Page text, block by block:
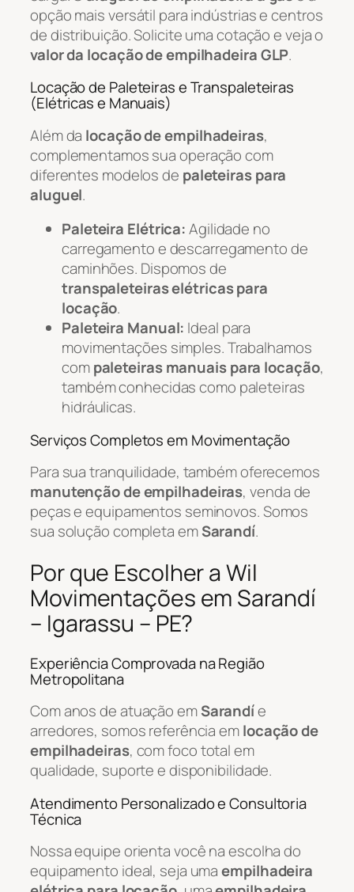
opção mais versátil para indústrias e centros
de distribuição. Solicite uma cotação e veja o
valor da locação de empilhadeira GLP.
Locação de Paleteiras e Transpaleteiras
(Elétricas e Manuais)
Além da locação de empilhadeiras,
complementamos sua operação com
diferentes modelos de paleteiras para
aluguel.
Paleteira Elétrica:Agilidade no
carregamento e descarregamento de
caminhões. Dispomos de
transpaleteiras elétricas para
locação.
Paleteira Manual: Ideal para
movimentações simples. Trabalhamos
compaleteiras manuais para locação,
também conhecidas como paleteiras
hidráulicas.
Serviços Completos em Movimentação
Para sua tranquilidade, também oferecemos
manutenção de empilhadeiras, venda de
peças e equipamentos seminovos. Somos
sua solução completa emSarandí.
Por que Escolher a Wil
Movimentações em Sarandí
– Igarassu – PE?
Experiência Comprovada na Região
Metropolitana
Com anos de atuação emSarandíe
arredores, somos referência emlocação de
empilhadeiras, com foco total em
qualidade, suporte e disponibilidade.
Atendimento Personalizado e Consultoria
Técnica
Nossa equipe orienta você na escolha do
equipamento ideal, seja umaempilhadeira